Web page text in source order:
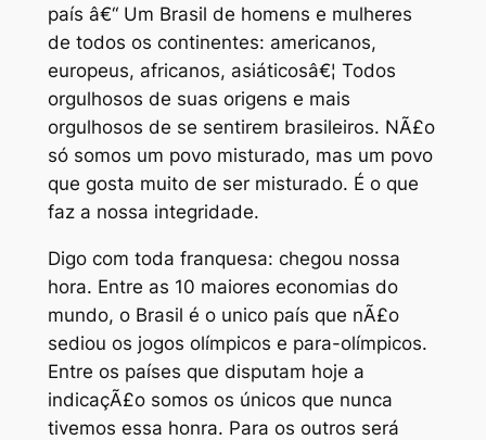
país â€“ Um Brasil de homens e mulheres
de todos os continentes: americanos,
europeus, africanos, asiáticosâ€¦ Todos
orgulhosos de suas origens e mais
orgulhosos de se sentirem brasileiros. NÃ£o
só somos um povo misturado, mas um povo
que gosta muito de ser misturado. É o que
faz a nossa integridade.
Digo com toda franquesa: chegou nossa
hora. Entre as 10 maiores economias do
mundo, o Brasil é o unico país que nÃ£o
sediou os jogos olímpicos e para-olímpicos.
Entre os países que disputam hoje a
indicaçÃ£o somos os únicos que nunca
tivemos essa honra. Para os outros será